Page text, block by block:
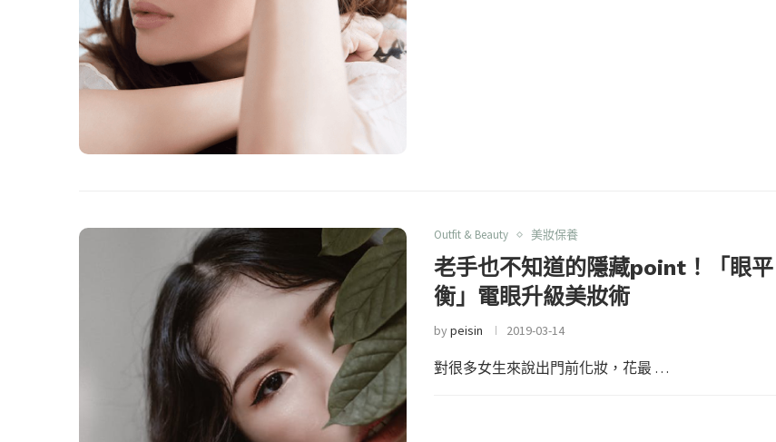
Outfit & Beauty 美妝保養
老手也不知道的隱藏point！「眼平
衡」電眼升級美妝術
bypeisin 2019-03-14
對很多女生來說出門前化妝，花最 …